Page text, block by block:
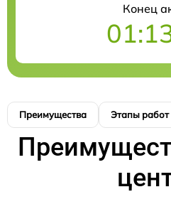
Конец
Преимущества Этапы работ